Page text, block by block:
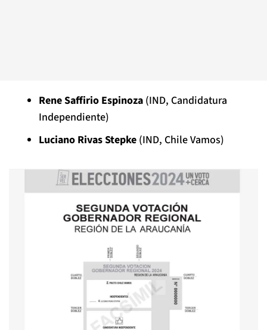
Rene Saffirio Espinoza (IND, Candidatura
Independiente)
Luciano Rivas Stepke (IND, Chile Vamos)